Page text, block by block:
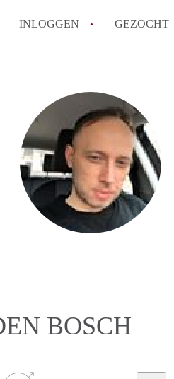
INLOGGEN GEZOCHT
How to translate
Wat is
Hoeveel kost het om te
Wat is de
Berekent
makelaarsvergoeding/
Alle veelgestelde vragen
BOSCH